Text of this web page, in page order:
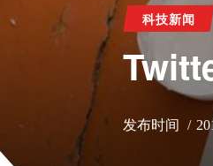
科技新闻
发布时间